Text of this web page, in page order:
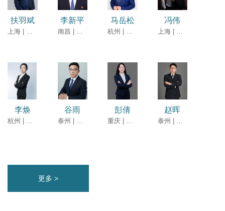
扶羽斌
上海 | 高级合伙人
李新平
南昌 | 高级合伙人
马岳松
杭州 | 合伙人
冯伟
上海 | 律师
李焕
杭州 | 律师
谷雨
泰州 | 律师
彭倩
重庆 | 律师
赵晖
泰州 | 律师
更多 >